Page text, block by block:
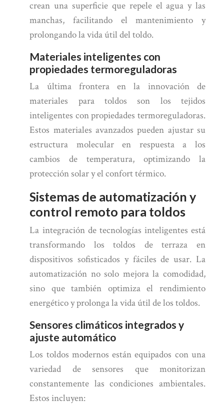
crean una superficie que repele el agua y las
manchas, facilitando el mantenimiento y
prolongando la vida útil del toldo.
Materiales inteligentes con
propiedades termoreguladoras
La última frontera en la innovación de
materiales para toldos son los tejidos
inteligentes con propiedades termoreguladoras.
Estos materiales avanzados pueden ajustar su
estructura molecular en respuesta a los
cambios de temperatura, optimizando la
protección solar y el confort térmico.
Sistemas de automatización y
control remoto para toldos
La integración de tecnologías inteligentes está
transformando los toldos de terraza en
dispositivos sofisticados y fáciles de usar. La
automatización no solo mejora la comodidad,
sino que también optimiza el rendimiento
energético y prolonga la vida útil de los toldos.
Sensores climáticos integrados y
ajuste automático
Los toldos modernos están equipados con una
variedad de sensores que monitorizan
constantemente las condiciones ambientales.
Estos incluyen: